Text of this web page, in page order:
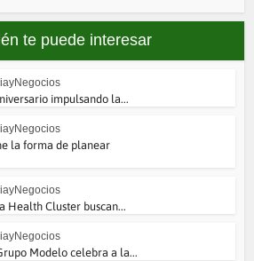
te puede interesar
impulsando la...
la forma de planear
Health Cluster buscan...
Modelo celebra a la...